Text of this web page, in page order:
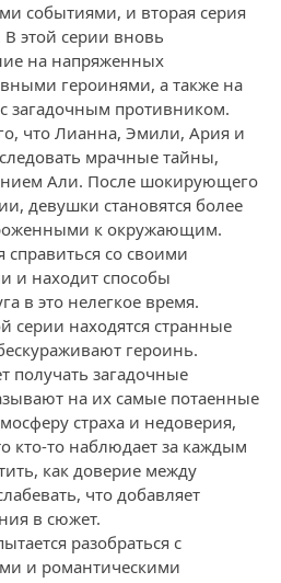
событиями, и вторая серия
этой серии вновь
на напряженных
героинями, а также на
загадочным противником.
что Лианна, Эмили, Ария и
мрачные тайны,
Али. После шокирующего
девушки становятся более
к окружающим.
справиться со своими
и находит способы
в это нелегкое время.
серии находятся странные
героинь.
получать загадочные
на их самые потаенные
страха и недоверия,
кто-то наблюдает за каждым
как доверие между
что добавляет
в сюжет.
разобраться с
и романтическими